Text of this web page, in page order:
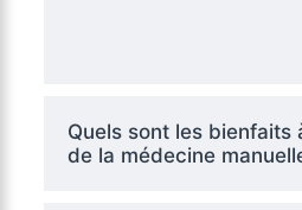
Quels sont les bienfaits
de la médecine